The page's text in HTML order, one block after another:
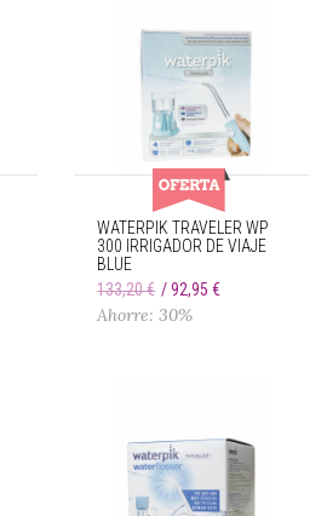
WATERPIK TRAVELER WP
300 IRRIGADOR DE VIAJE
BLUE
133,20 €
92,95 €
Ahorre: 30%